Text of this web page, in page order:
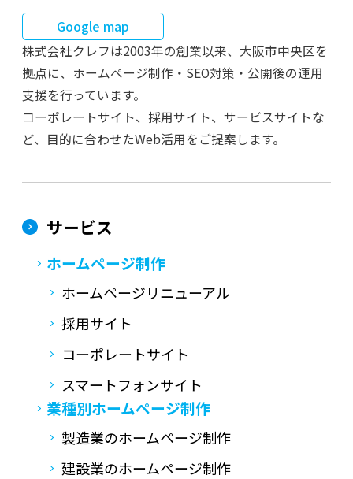
Google map
株式会社クレフは2003年の創業以来、大阪市中央区を
拠点に、ホームページ制作・SEO対策・公開後の運用
支援を行っています。
コーポレートサイト、採用サイト、サービスサイトな
ど、目的に合わせたWeb活用をご提案します。
サービス
ホームページ制作
ホームページリニューアル
採用サイト
コーポレートサイト
スマートフォンサイト
業種別ホームページ制作
製造業のホームページ制作
建設業のホームページ制作